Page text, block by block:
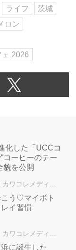
ライフ
茨城
ロン
2026
化した「UCCコ
コーヒーのテー
貌を公開
ワコレメディア編集部
う♡マイボト
イ習慣
ワコレメディア編集部
に誕生した